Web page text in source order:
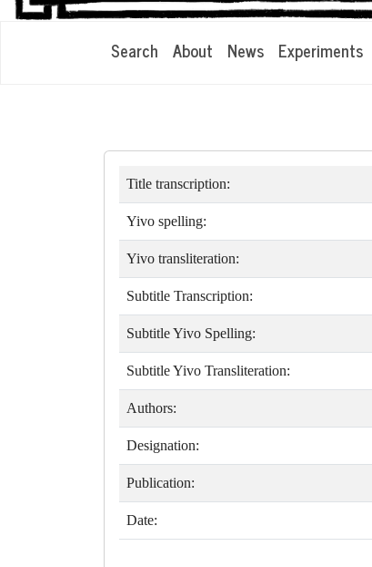
Search About News Experiments
Title transcription:
Yivo spelling:
Yivo transliteration:
Subtitle Transcription:
Subtitle Yivo Spelling:
Subtitle Yivo Transliteration:
Authors:
Designation:
Publication:
Date: